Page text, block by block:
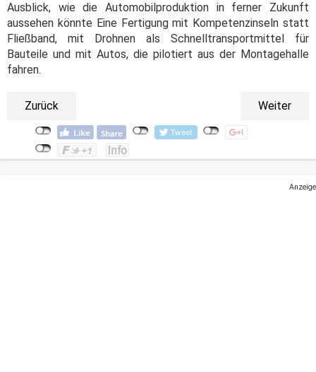
Ausblick, wie die Automobilproduktion in ferner Zukunft
aussehen könnte Eine Fertigung mit Kompetenzinseln statt
Fließband, mit Drohnen als Schnelltransportmittel für
Bauteile und mit Autos, die pilotiert aus der Montagehalle
fahren.
Zurück Weiter
Anzeige